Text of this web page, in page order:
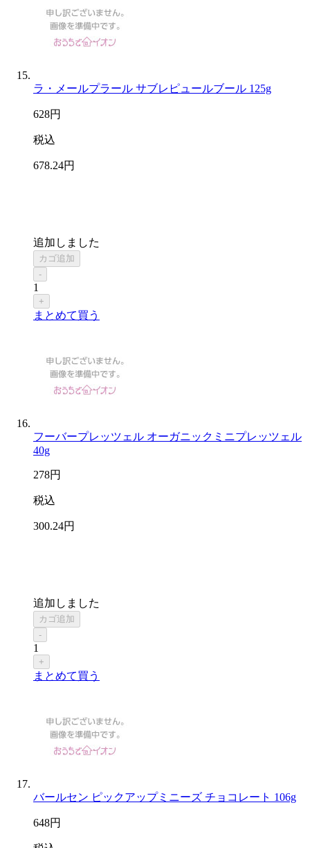
ラ・メールプラール サブレピュールブール 125g
628円
税込
678.24円
追加しました
カゴ追加
-
1
+
まとめて買う
フーバープレッツェル オーガニックミニプレッツェル
40g
278円
税込
300.24円
追加しました
カゴ追加
-
1
+
まとめて買う
バールセン ピックアップミニーズ チョコレート 106g
648円